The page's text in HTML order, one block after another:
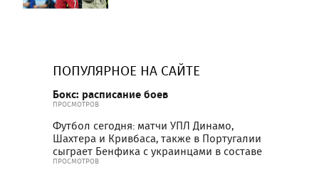
ПОПУЛЯРНОЕ НА САЙТЕ
Бокс: расписание боев
ПРОСМОТРОВ
Футбол сегодня: матчи УПЛ Динамо,
Шахтера и Кривбаса, также в Португалии
сыграет Бенфика с украинцами в составе
ПРОСМОТРОВ